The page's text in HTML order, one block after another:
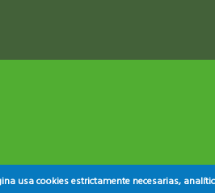
usa cookies estrictamente necesarias,